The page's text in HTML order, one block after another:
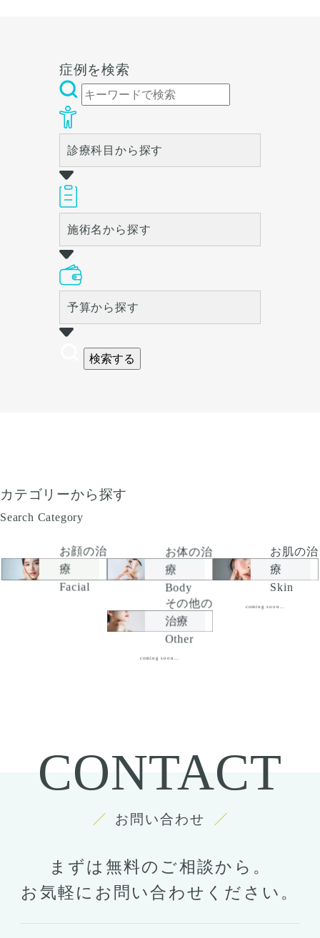
せて術式を無料のカウンセリ
ングにて決定します。
症例を検索
診療科目から探す
施術名から探す
予算から探す
検索する
カテゴリーから探す
Search Category
お顔の治
療
Facial
お体の治
療
Body
お肌の治
療
Skin
coming soon...
その他の
治療
Other
coming soon...
CONTACT
お問い合わせ
まずは無料のご相談から。
お気軽にお問い合わせください。